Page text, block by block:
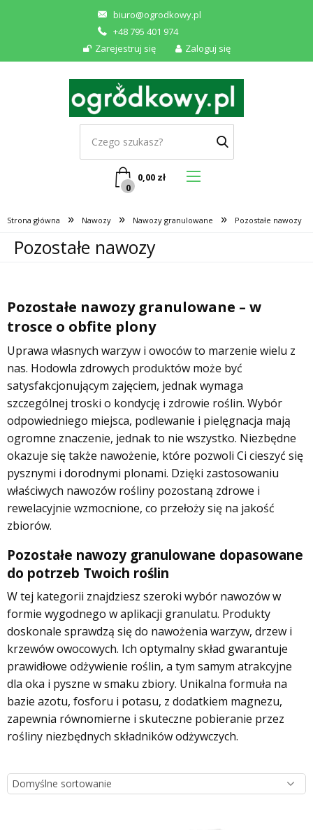
biuro@ogrodkowy.pl
+48 795 401 974
Zarejestruj się
Zaloguj się
0
0,00 zł
Strona główna » Nawozy » Nawozy granulowane » Pozostałe nawozy
Pozostałe nawozy
Pozostałe nawozy granulowane – w
trosce o obfite plony
Uprawa własnych warzyw i owoców to marzenie wielu z
nas. Hodowla zdrowych produktów może być
satysfakcjonującym zajęciem, jednak wymaga
szczególnej troski o kondycję i zdrowie roślin. Wybór
odpowiedniego miejsca, podlewanie i pielęgnacja mają
ogromne znaczenie, jednak to nie wszystko. Niezbędne
okazuje się także nawożenie, które pozwoli Ci cieszyć się
pysznymi i dorodnymi plonami. Dzięki zastosowaniu
właściwych nawozów rośliny pozostaną zdrowe i
rewelacyjnie wzmocnione, co przełoży się na jakość
zbiorów.
Pozostałe nawozy granulowane dopasowane
do potrzeb Twoich roślin
W tej kategorii znajdziesz szeroki wybór nawozów w
formie wygodnego w aplikacji granulatu. Produkty
doskonale sprawdzą się do nawożenia warzyw, drzew i
krzewów owocowych. Ich optymalny skład gwarantuje
prawidłowe odżywienie roślin, a tym samym atrakcyjne
dla oka i pyszne w smaku zbiory. Unikalna formuła na
bazie azotu, fosforu i potasu, z dodatkiem magnezu,
zapewnia równomierne i skuteczne pobieranie przez
rośliny niezbędnych składników odżywczych.